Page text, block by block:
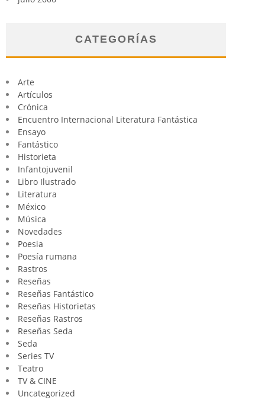
CATEGORÍAS
Arte
Artículos
Crónica
Encuentro Internacional Literatura Fantástica
Ensayo
Fantástico
Historieta
Infantojuvenil
Libro Ilustrado
Literatura
México
Música
Novedades
Poesia
Poesía rumana
Rastros
Reseñas
Reseñas Fantástico
Reseñas Historietas
Reseñas Rastros
Reseñas Seda
Seda
Series TV
Teatro
TV & CINE
Uncategorized